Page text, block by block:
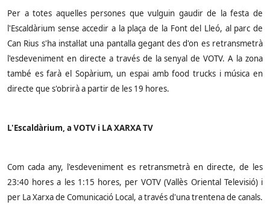
Per a totes aquelles persones que vulguin gaudir de la festa de
l'Escaldàrium sense accedir a la plaça de la Font del Lleó, al parc de
Can Rius s'ha instal·lat una pantalla gegant des d'on es retransmetrà
l'esdeveniment en directe a través de la senyal de VOTV. A la zona
també es farà el Sopàrium, un espai amb food trucks i música en
directe que s'obrirà a partir de les 19 hores.
L'Escaldàrium, a VOTV i LA XARXA TV
Com cada any, l'esdeveniment es retransmetrà en directe, de les
23:40 hores a les 1:15 hores, per VOTV (Vallès Oriental Televisió) i
per La Xarxa de Comunicació Local, a través d'una trentena de canals.